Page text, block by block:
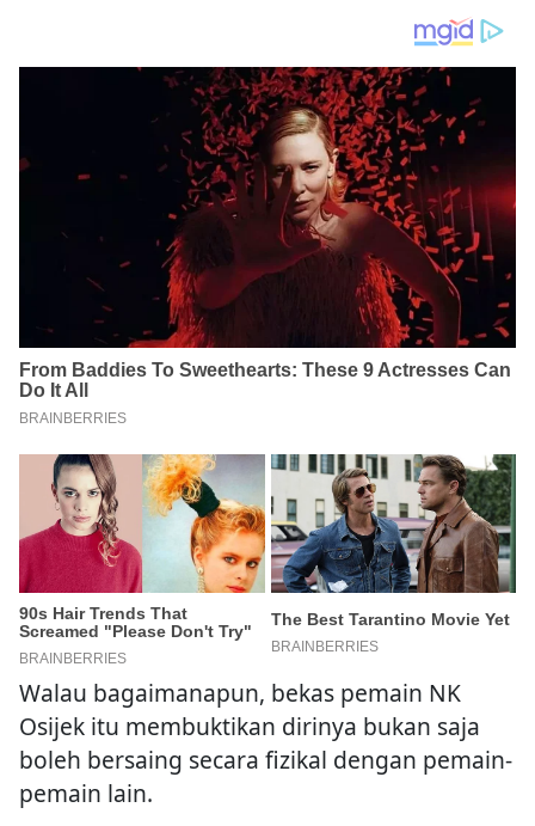
Walau bagaimanapun, bekas pemain NK
Osijek itu membuktikan dirinya bukan saja
boleh bersaing secara fizikal dengan pemain-
pemain lain.